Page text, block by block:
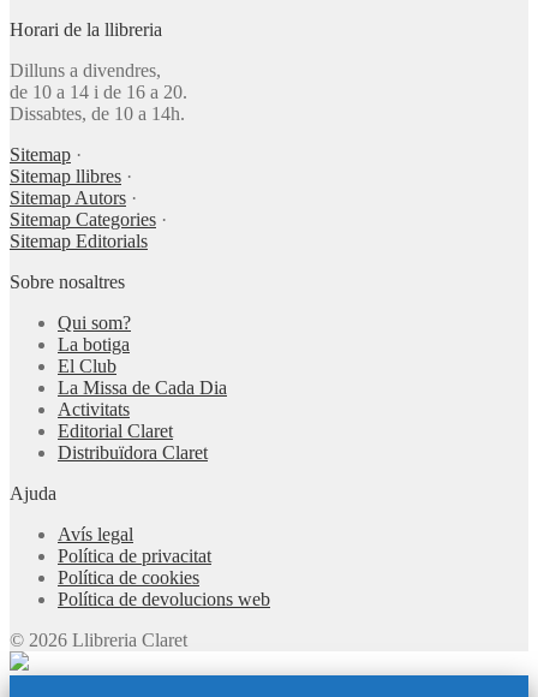
Horari de la llibreria
Dilluns a divendres,
de 10 a 14 i de 16 a 20.
Dissabtes, de 10 a 14h.
Sitemap ·
Sitemap llibres ·
Sitemap Autors ·
Sitemap Categories ·
Sitemap Editorials
Sobre nosaltres
Qui som?
La botiga
El Club
La Missa de Cada Dia
Activitats
Editorial Claret
Distribuïdora Claret
Ajuda
Avís legal
Política de privacitat
Política de cookies
Política de devolucions web
© 2026 Llibreria Claret